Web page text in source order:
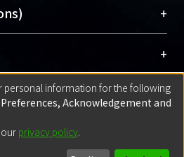
速研究發展、提升研究影響
選深入了解OA）
匯入者所有，或由第三方贊
認該版權所有者及第三方同
the submission is your
you have the right to
文電子檔，可使用
查詢，以確認出版單位之版權
+
Guide)
Manual)
Service)
+
算機中心帳號登入
Account)
登入(With ORCID)
+
者，以ID匯入
personal information for the following
Acknowledgement and
privacy policy.